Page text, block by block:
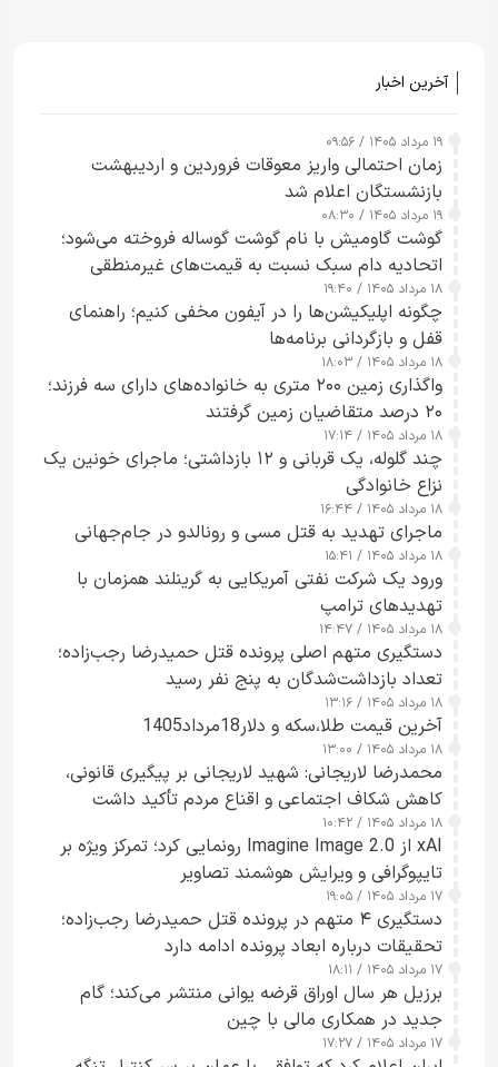
آخرین اخبار
۱۹ مرداد ۱۴۰۵ / ۰۹:۵۶
زمان احتمالی واریز معوقات فروردین و اردیبهشت
بازنشستگان اعلام شد
۱۹ مرداد ۱۴۰۵ / ۰۸:۳۰
گوشت گاومیش با نام گوشت گوساله فروخته می‌شود؛
اتحادیه دام سبک نسبت به قیمت‌های غیرمنطقی
هشدار داد
۱۸ مرداد ۱۴۰۵ / ۱۹:۴۰
چگونه اپلیکیشن‌ها را در آیفون مخفی کنیم؛ راهنمای
قفل و بازگردانی برنامه‌ها
۱۸ مرداد ۱۴۰۵ / ۱۸:۰۳
واگذاری زمین ۲۰۰ متری به خانواده‌های دارای سه فرزند؛
۲۰ درصد متقاضیان زمین گرفتند
۱۸ مرداد ۱۴۰۵ / ۱۷:۱۴
چند گلوله، یک قربانی و ۱۲ بازداشتی؛ ماجرای خونین یک
نزاع خانوادگی
۱۸ مرداد ۱۴۰۵ / ۱۶:۴۴
ماجرای تهدید به قتل مسی و رونالدو در جام‌جهانی
۱۸ مرداد ۱۴۰۵ / ۱۵:۴۱
ورود یک شرکت نفتی آمریکایی به گرینلند همزمان با
تهدیدهای ترامپ
۱۸ مرداد ۱۴۰۵ / ۱۴:۴۷
دستگیری متهم اصلی پرونده قتل حمیدرضا رجب‌زاده؛
تعداد بازداشت‌شدگان به پنج نفر رسید
۱۸ مرداد ۱۴۰۵ / ۱۳:۱۶
آخرین قیمت طلا،سکه و دلار18مرداد1405
۱۸ مرداد ۱۴۰۵ / ۱۳:۰۰
محمدرضا لاریجانی: شهید لاریجانی بر پیگیری قانونی،
کاهش شکاف اجتماعی و اقناع مردم تأکید داشت
۱۸ مرداد ۱۴۰۵ / ۱۰:۴۲
xAI از Imagine Image 2.0 رونمایی کرد؛ تمرکز ویژه بر
تایپوگرافی و ویرایش هوشمند تصاویر
۱۷ مرداد ۱۴۰۵ / ۱۹:۰۵
دستگیری ۴ متهم در پرونده قتل حمیدرضا رجب‌زاده؛
تحقیقات درباره ابعاد پرونده ادامه دارد
۱۷ مرداد ۱۴۰۵ / ۱۸:۱۱
برزیل هر سال اوراق قرضه یوانی منتشر می‌کند؛ گام
جدید در همکاری مالی با چین
۱۷ مرداد ۱۴۰۵ / ۱۷:۲۷